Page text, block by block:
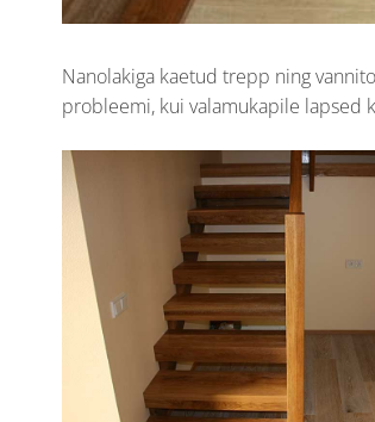
Nanolakiga kaetud trepp ning
probleemi, kui valamukapile lapsed